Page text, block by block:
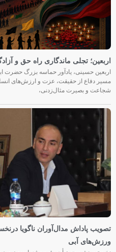
اربعین؛ تجلی ماندگاری راه حق و
اربعین حسینی، یادآور حماسه بزرگ حضرت
مسیر دفاع از حقیقت، عزت و ارزش‌های
شجاعت و بصیرت مثال‌زدنی،
تصویب پاداش مدال‌آوران ناگویا
ورزش‌های آبی